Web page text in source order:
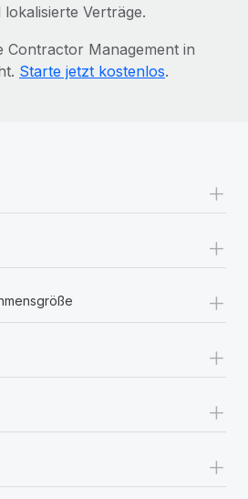
Verträge.
Contractor Management in
Starte jetzt kostenlos.
+
+
+
+
+
+